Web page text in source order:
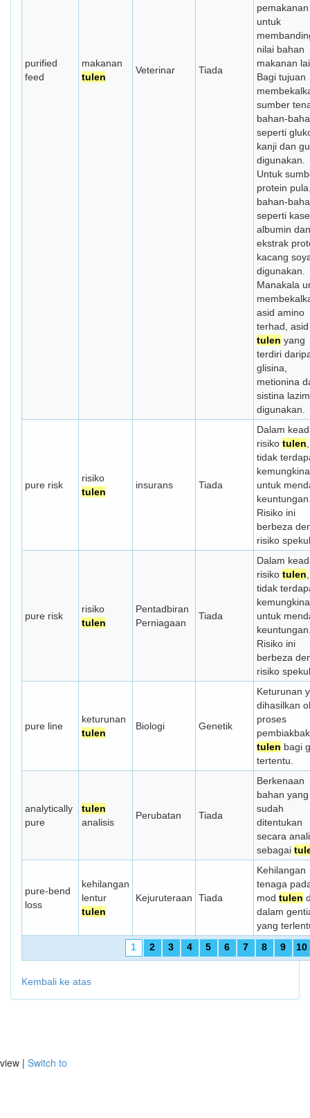
purified
feed
makanan
tulen
Veterinar Tiada
pemakanan
untuk
nilai bahan
makanan
Bagi tujuan
sumber
bahan-
seperti
kanji dan
digunakan.
Untuk
protein
bahan-
seperti
albumin dan
ekstrak
kacang
digunakan.
Manakala
asid amino
terhad, asid
tulen yang
terdiri
glisina,
metionina
sistina
digunakan.
pure risk
risiko
tulen
insurans Tiada
Dalam
risiko tulen
tidak
untuk
Risiko ini
berbeza
risiko
pure risk
risiko
tulen
Pentadbiran
Perniagaan
Tiada
Dalam
risiko tulen
tidak
untuk
Risiko ini
berbeza
risiko
pure line
keturunan
tulen
Biologi Genetik
Keturunan
dihasilkan
proses
tulen bagi
tertentu.
analytically
pure
tulen
analisis
Perubatan Tiada
Berkenaan
bahan yang
sudah
ditentukan
secara
sebagai
pure-bend
loss
kehilangan
lentur
tulen
Kejuruteraan Tiada
Kehilangan
tenaga
mod tulen
dalam
yang
1
2 3 4 5 6 7 8 9 10
Kembali ke atas
view | Switch to